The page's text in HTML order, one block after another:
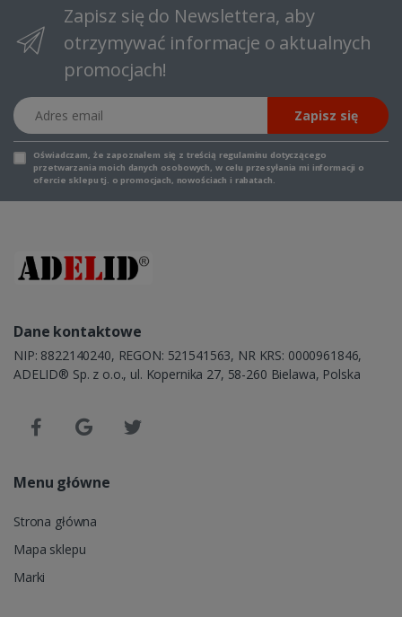
Zapisz się do Newslettera, aby
otrzymywać informacje o aktualnych
promocjach!
Adres email
Zapisz się
Oświadczam, że zapoznałem się z treścią regulaminu dotyczącego
przetwarzania moich danych osobowych, w celu przesyłania mi informacji o
ofercie sklepu tj. o promocjach, nowościach i rabatach.
Dane kontaktowe
NIP: 8822140240, REGON: 521541563, NR KRS: 0000961846,
ADELID® Sp. z o.o., ul. Kopernika 27, 58-260 Bielawa, Polska
Menu główne
Strona główna
Mapa sklepu
Marki